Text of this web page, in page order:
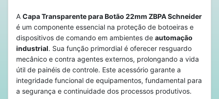
A Capa Transparente para Botão 22mm ZBPA Schneider
é um componente essencial na proteção de botoeiras e
dispositivos de comando em ambientes de automação
industrial. Sua função primordial é oferecer resguardo
mecânico e contra agentes externos, prolongando a vida
útil de painéis de controle. Este acessório garante a
integridade funcional de equipamentos, fundamental para
a segurança e continuidade dos processos produtivos.